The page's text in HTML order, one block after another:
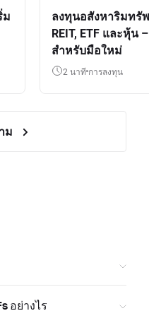
ม
ลงทุนอสังหาริมทรั
REIT, ETF และหุ้น
สำหรับมือใหม่
2 นาที การลงทุน
ม
อย่างไร